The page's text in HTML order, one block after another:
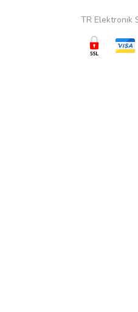
TR Elektronik